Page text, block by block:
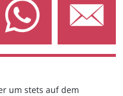
um stets auf dem